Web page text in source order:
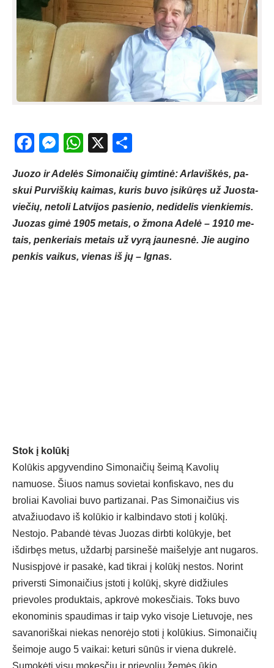
Facebook
Messenger
WhatsApp
X
Juo­zo ir Ade­lės Si­mo­nai­čių gim­ti­nė: Ar­la­viš­kės, pa­
skui Pur­viš­kių kai­mas, ku­ris bu­vo įsi­kū­ręs už Juos­ta­
vie­čių, ne­to­li Lat­vi­jos pa­sie­nio, ne­di­de­lis vien­kie­mis.
Juo­zas gi­mė 1905 me­tais, o žmo­na Ade­lė – 1910 me­
tais, pen­ke­riais me­tais už vy­rą jau­nes­nė. Jie augino
penkis vaikus, vienas iš jų – Ignas.
Stok į kolūkį
Kolūkis apgyvendino Simonaičių šeimą Kavolių
namuose. Šiuos namus sovietai konfiskavo, nes du
broliai Kavoliai buvo partizanai. Pas Simonaičius vis
atvažiuodavo iš kolūkio ir kalbindavo stoti į kolūkį.
Nestojo. Pabandė tėvas Juozas dirbti kolūkyje, bet
išdirbęs metus, uždarbį parsinešė maišelyje ant nugaros.
Nusispjovė ir pasakė, kad tikrai į kolūkį nestos. Norint
priversti Simonaičius įstoti į kolūkį, skyrė didžiules
prievoles produktais, apkrovė mokesčiais. Toks buvo
ekonominis spaudimas ir taip vyko visoje Lietuvoje, nes
savanoriškai niekas nenorėjo stoti į kolūkius. Simonaičių
šeimoje augo 5 vaikai: keturi sūnūs ir viena dukrelė.
Sumokėti visų mokesčių ir prievolių žemės ūkio